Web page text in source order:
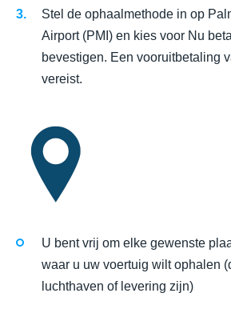
Stel de ophaalmethode in op
Airport (PMI) en kies voor Nu
bevestigen. Een vooruitbetaling
vereist.
U bent vrij om elke gewenste
waar u uw voertuig wilt ophalen
luchthaven of levering zijn)